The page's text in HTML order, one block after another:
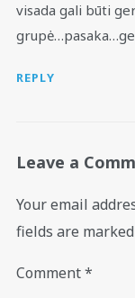
visada gali būti
REPLY
Leave a
Your email
fields are marked
Comment*